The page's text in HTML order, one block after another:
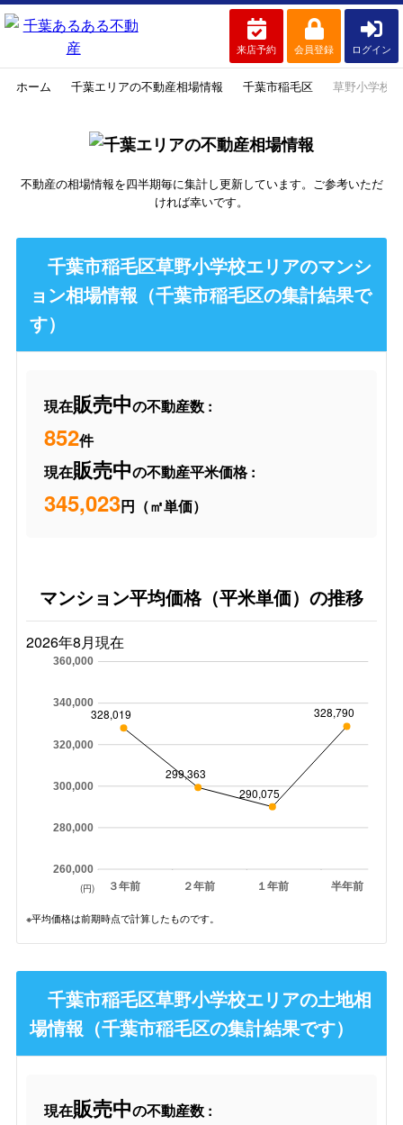
来店予約 会員登録 ログイン
ホーム 千葉エリアの不動産相場情報 千葉市稲毛区 草野小学校
不動産の相場情報を四半期毎に集計し更新しています。ご参考いただ
ければ幸いです。
千葉市稲毛区草野小学校エリアのマンシ
ョン相場情報（千葉市稲毛区の集計結果で
す）
現在販売中の不動産数 :
852件
現在販売中の不動産平米価格 :
345,023円（㎡単価）
マンション平均価格（平米単価）の推移
2026年8月現在
３年前 ２年前 １年前 半年前
260,000
280,000
300,000
320,000
340,000
360,000
328,019
299,363
290,075
328,790
(円)
※平均価格は前期時点で計算したものです。
千葉市稲毛区草野小学校エリアの土地相
場情報（千葉市稲毛区の集計結果です）
現在販売中の不動産数 :